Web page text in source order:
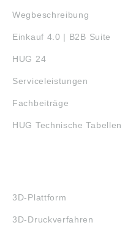
Wegbeschreibung
Einkauf 4.0 | B2B Suite
HUG 24
Serviceleistungen
Fachbeiträge
HUG Technische Tabellen
3D-Plattform
3D-Druckverfahren